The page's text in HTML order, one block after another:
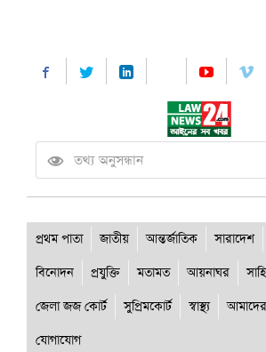
প্রথম পাতা জাতীয় আন্তর্জাতিক সারাদেশ
বিনোদন
প্রযুক্তি মতামত আয়নাঘর
জেলা জজ কোর্ট
সুপ্রিমকোর্ট স্বাস্থ্য
যোগাযোগ